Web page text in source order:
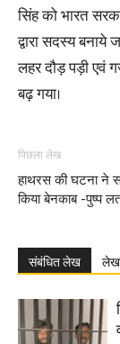
सिंह को भारत
द्वारा सदस्य बनाये
लहर दौड़ पड़ी एवं
बढ़ गया।
पिछला लेख
हाथरस की घटना ने
किया बेनकाब -पुष्प
संबंधित लेख